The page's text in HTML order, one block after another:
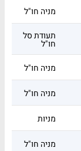
מניה חו"ל
תעודת סל
חו"ל
מניה חו"ל
מניה חו"ל
מניות
מניה חו"ל